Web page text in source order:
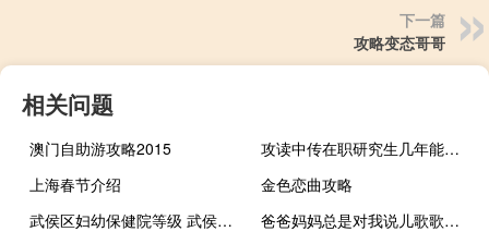
下一篇
攻略变态哥哥
相关问题
澳门自助游攻略2015
攻读中传在职研究生几年能获证
上海春节介绍
金色恋曲攻略
武侯区妇幼保健院等级 武侯区妇幼保健院
爸爸妈妈总是对我说儿歌歌词 爸爸妈妈听我说歌词